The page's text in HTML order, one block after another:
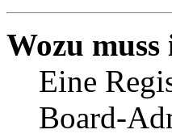
Wozu
Eine
Board-